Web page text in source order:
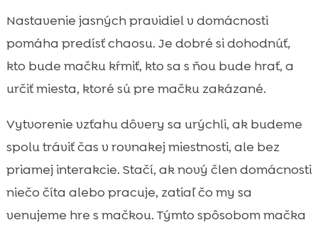
Nastavenie jasných pravidiel v domácnosti
pomáha predísť chaosu. Je dobré si dohodnúť,
kto bude mačku kŕmiť, kto sa s ňou bude hrať, a
určiť miesta, ktoré sú pre mačku zakázané.
Vytvorenie vzťahu dôvery sa urýchli, ak budeme
spolu tráviť čas v rovnakej miestnosti, ale bez
priamej interakcie. Stačí, ak nový člen domácnosti
niečo číta alebo pracuje, zatiaľ čo my sa
venujeme hre s mačkou. Týmto spôsobom mačka